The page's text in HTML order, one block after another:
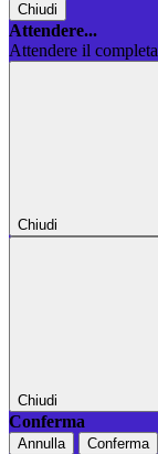
Chiudi
Attendere...
Attendere il
Chiudi
Chiudi
Conferma
Annulla Conferma